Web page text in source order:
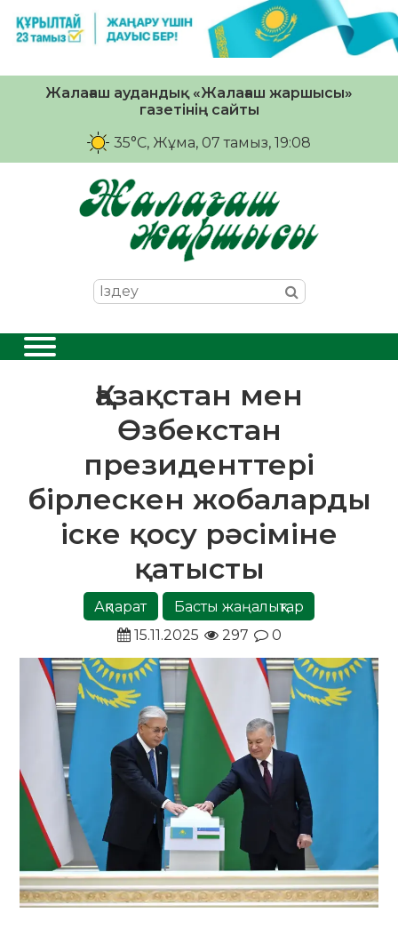
Жалағаш аудандық «Жалағаш жаршысы»
газетінің сайты
35°C, Жұма, 07 тамыз, 19:08
Қазақстан мен
Өзбекстан
президенттері
бірлескен жобаларды
іске қосу рәсіміне
қатысты
Ақпарат
Басты жаңалықтар
15.11.2025
297 0